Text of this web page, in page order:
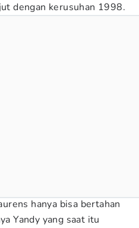
dengan kerusuhan 1998.
hanya bisa bertahan
Yandy yang saat itu